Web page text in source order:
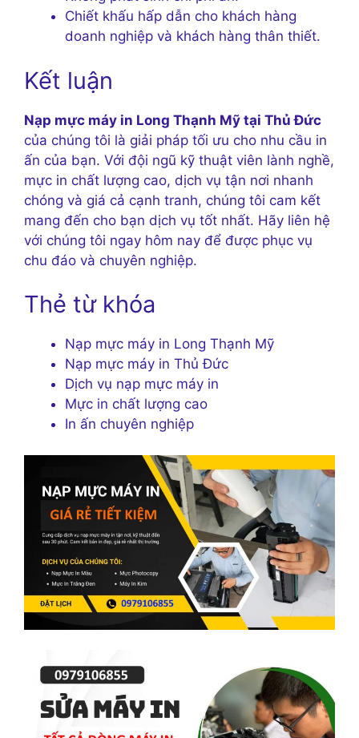
Chiết khấu hấp dẫn cho khách hàng
doanh nghiệp và khách hàng thân thiết.
Kết luận
Nạp mực máy in Long Thạnh Mỹ tại Thủ Đức
của chúng tôi là giải pháp tối ưu cho nhu cầu in
ấn của bạn. Với đội ngũ kỹ thuật viên lành nghề,
mực in chất lượng cao, dịch vụ tận nơi nhanh
chóng và giá cả cạnh tranh, chúng tôi cam kết
mang đến cho bạn dịch vụ tốt nhất. Hãy liên hệ
với chúng tôi ngay hôm nay để được phục vụ
chu đáo và chuyên nghiệp.
Thẻ từ khóa
Nạp mực máy in Long Thạnh Mỹ
Nạp mực máy in Thủ Đức
Dịch vụ nạp mực máy in
Mực in chất lượng cao
In ấn chuyên nghiệp